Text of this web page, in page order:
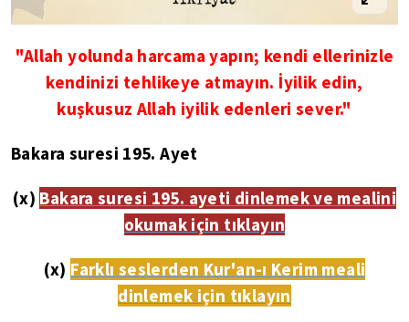
"Allah yolunda harcama yapın; kendi ellerinizle
kendinizi tehlikeye atmayın. İyilik edin,
kuşkusuz Allah iyilik edenleri sever."
Bakara suresi 195. Ayet
(x) Bakara suresi 195. ayeti dinlemek ve mealini
okumak için tıklayın
(x) Farklı seslerden Kur'an-ı Kerim meali
dinlemek için tıklayın